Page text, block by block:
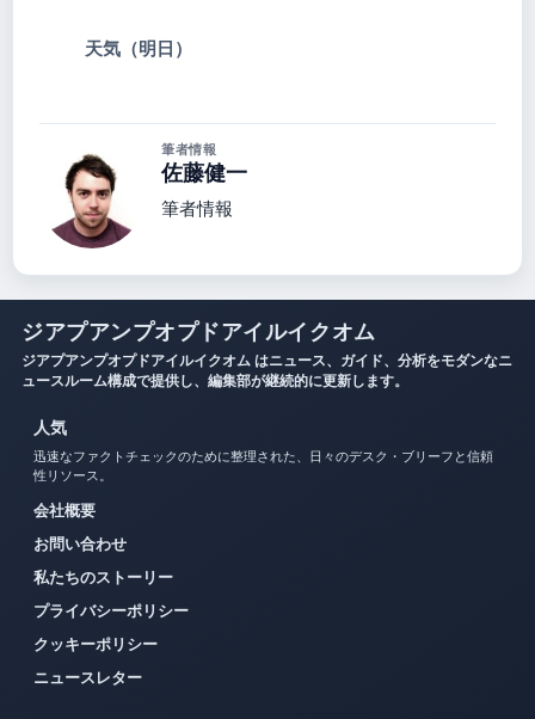
天気（明日）
筆者情報
佐藤健一
筆者情報
ジアプアンプオプドアイルイクオム
ジアプアンプオプドアイルイクオム はニュース、ガイド、分析をモダンなニ
ュースルーム構成で提供し、編集部が継続的に更新します。
人気
迅速なファクトチェックのために整理された、日々のデスク・ブリーフと信頼
性リソース。
会社概要
お問い合わせ
私たちのストーリー
プライバシーポリシー
クッキーポリシー
ニュースレター